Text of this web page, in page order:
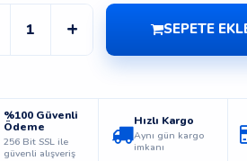
+ SEPETE
%100 Güvenli
Ödeme
256 Bit SSL ile
güvenli alışveriş
Hızlı Kargo
Aynı gün kargo
imkanı